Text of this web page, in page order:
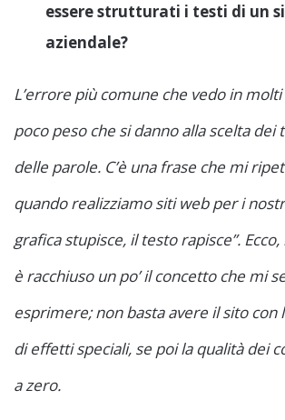
essere strutturati i testi di un
aziendale?
L’errore più comune che vedo in
poco peso che si danno alla scelta dei
delle parole. C’è una frase che mi
quando realizziamo siti web per i
grafica stupisce, il testo rapisce”.
è racchiuso un po’ il concetto che mi
esprimere; non basta avere il sito con
di effetti speciali, se poi la qualità dei
a zero.